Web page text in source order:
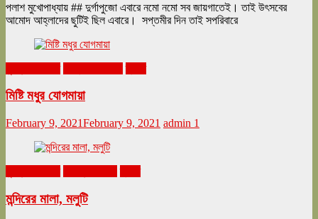
পলাশ মুখোপাধ্যায় ## দুর্গাপুজো এবারে নমো নমো সব জায়গাতেই। তাই উৎসবের
আমোদ আহ্লাদের ছুটিই ছিল এবারে। সপ্তমীর দিন তাই সপরিবারে
মিষ্টি মধুর যোগমায়া
February 9, 2021February 9, 2021 admin 1
মন্দিরের মালা, মলুটি